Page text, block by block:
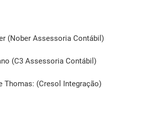
(Nober Assessoria Contábil)
(C3 Assessoria Contábil)
Thomas: (Cresol Integração)